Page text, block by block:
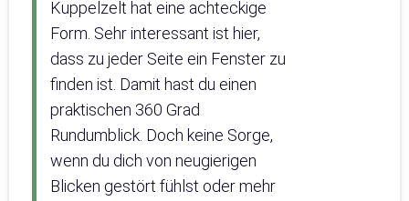
Kuppelzelt hat eine achteckige
Form. Sehr interessant ist hier,
dass zu jeder Seite ein Fenster zu
finden ist. Damit hast du einen
praktischen 360 Grad
Rundumblick. Doch keine Sorge,
wenn du dich von neugierigen
Blicken gestört fühlst oder mehr